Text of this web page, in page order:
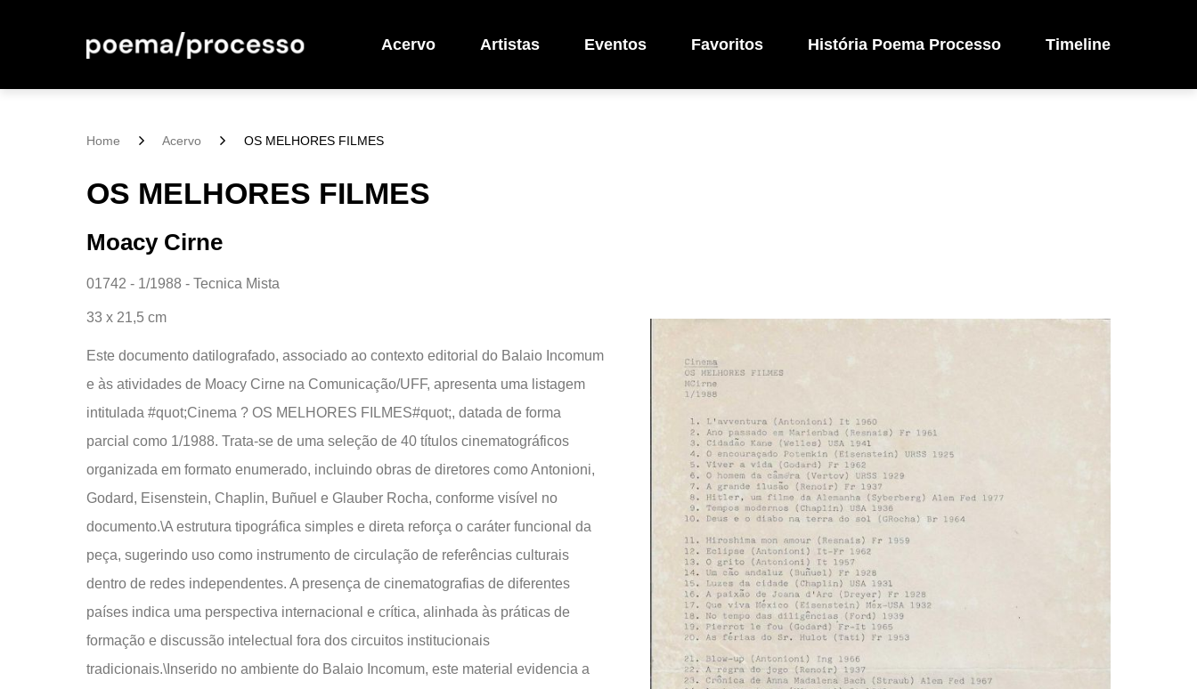
Acervo Artistas Eventos Favoritos História Poema Processo Timeline
Home Acervo OS MELHORES FILMES
OS MELHORES FILMES
Moacy Cirne
01742 - 1/1988 - Tecnica Mista
33 x 21,5 cm
Este documento datilografado, associado ao contexto editorial do Balaio Incomum
e às atividades de Moacy Cirne na Comunicação/UFF, apresenta uma listagem
intitulada #quot;Cinema ? OS MELHORES FILMES#quot;, datada de forma
parcial como 1/1988. Trata-se de uma seleção de 40 títulos cinematográficos
organizada em formato enumerado, incluindo obras de diretores como Antonioni,
Godard, Eisenstein, Chaplin, Buñuel e Glauber Rocha, conforme visível no
documento.\A estrutura tipográfica simples e direta reforça o caráter funcional da
peça, sugerindo uso como instrumento de circulação de referências culturais
dentro de redes independentes. A presença de cinematografias de diferentes
países indica uma perspectiva internacional e crítica, alinhada às práticas de
formação e discussão intelectual fora dos circuitos institucionais
tradicionais.\Inserido no ambiente do Balaio Incomum, este material evidencia a